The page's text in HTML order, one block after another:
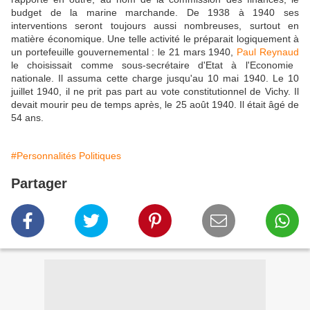
budget de la marine marchande. De 1938 à 1940 ses
interventions seront toujours aussi nombreuses, surtout en
matière économique. Une telle activité le préparait logiquement à
un portefeuille gouvernemental : le 21 mars 1940, Paul Reynaud
le choisissait comme sous-secrétaire d'Etat à l'Economie
nationale. Il assuma cette charge jusqu'au 10 mai 1940. Le 10
juillet 1940, il ne prit pas part au vote constitutionnel de Vichy. Il
devait mourir peu de temps après, le 25 août 1940. Il était âgé de
54 ans.
#Personnalités Politiques
Partager